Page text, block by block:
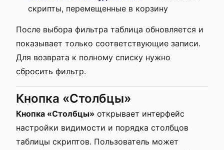
скрипты, перемещенные в корзину
После выбора фильтра таблица обновляется и
показывает только соответствующие записи.
Для возврата к полному списку нужно
сбросить фильтр.
Кнопка «Столбцы»
Кнопка «Столбцы» открывает интерфейс
настройки видимости и порядка столбцов
таблицы скриптов. Пользователь может